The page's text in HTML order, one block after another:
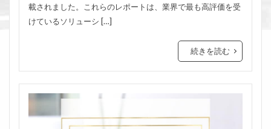
載されました。これらのレポートは、業界で最も高評価を受
けているソリューシ […]
続きを読む